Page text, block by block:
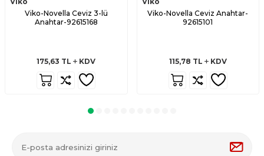
Viko-Novella Ceviz 3-lü
Anahtar-92615168
175,63 TL KDV
Viko-Novella Ceviz Anahtar-
92615101
115,78 TL KDV